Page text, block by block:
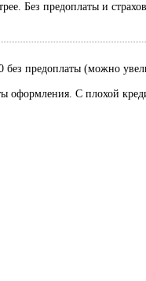
Без предоплаты и
предоплаты (можно
оформления. С плохой